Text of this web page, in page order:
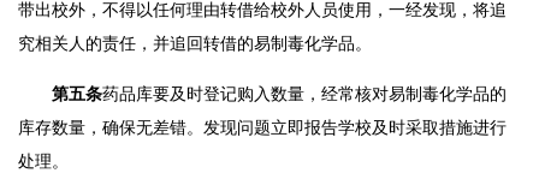
带出校外，不得以任何理由转借给校外人员使用，一经发现，将追
究相关人的责任，并追回转借的易制毒化学品。
第五条药品库要及时登记购入数量，经常核对易制毒化学品的
库存数量，确保无差错。发现问题立即报告学校及时采取措施进行
处理。